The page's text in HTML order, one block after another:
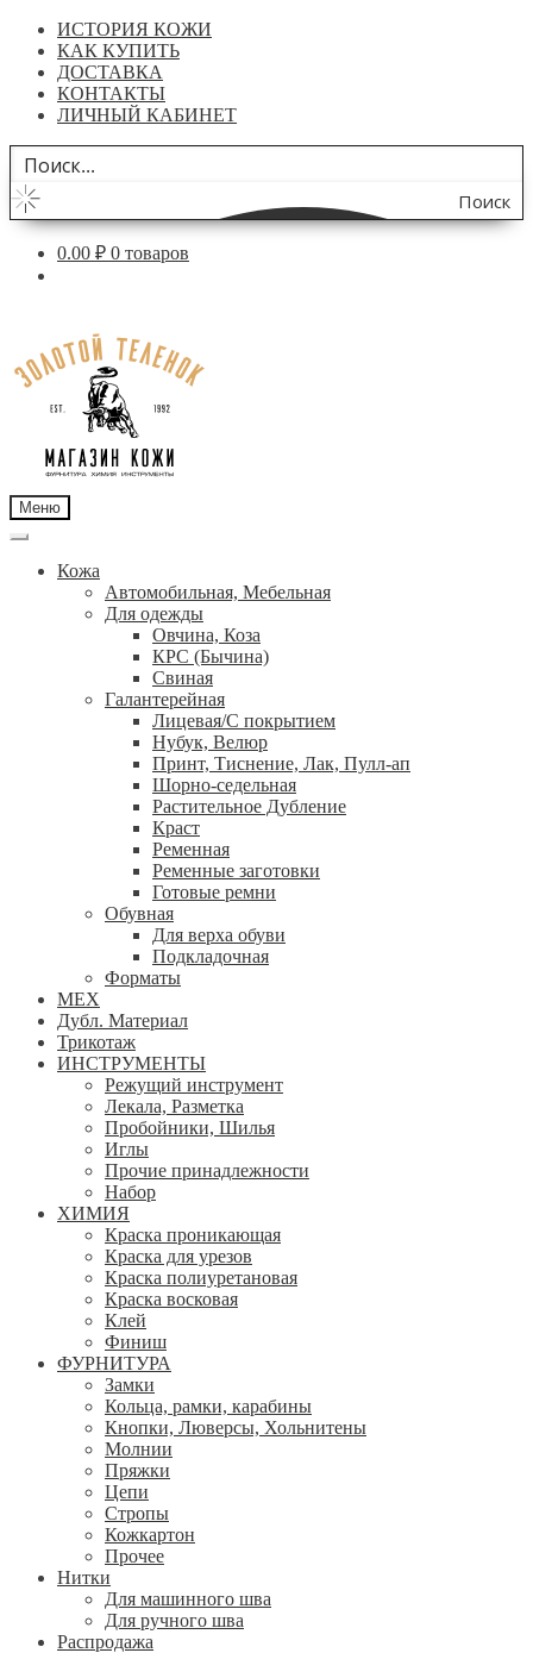
ИСТОРИЯ КОЖИ
КАК КУПИТЬ
ДОСТАВКА
КОНТАКТЫ
ЛИЧНЫЙ КАБИНЕТ
Поиск
по
0.00 ₽ 0 товаров
навигации
содержимому
Меню
Кожа
Автомобильная, Мебельная
Для одежды
Овчина, Коза
КРС (Бычина)
Свиная
Галантерейная
Лицевая/С покрытием
Нубук, Велюр
Принт, Тиснение, Лак, Пулл-ап
Шорно-седельная
Растительное Дубление
Краст
Ременная
Ременные заготовки
Готовые ремни
Обувная
Для верха обуви
Подкладочная
Форматы
МЕХ
Дубл. Материал
Трикотаж
ИНСТРУМЕНТЫ
Режущий инструмент
Лекала, Разметка
Пробойники, Шилья
Иглы
Прочие принадлежности
Набор
ХИМИЯ
Краска проникающая
Краска для урезов
Краска полиуретановая
Краска восковая
Клей
Финиш
ФУРНИТУРА
Замки
Кольца, рамки, карабины
Кнопки, Люверсы, Хольнитены
Молнии
Пряжки
Цепи
Стропы
Кожкартон
Прочее
Нитки
Для машинного шва
Для ручного шва
Распродажа